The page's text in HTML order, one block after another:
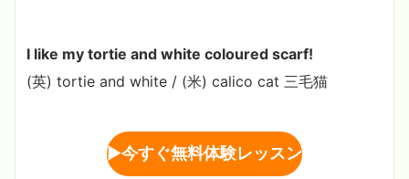
I like my tortie and white coloured scarf!
(英) tortie and white / (米) calico cat 三毛猫
▶︎今すぐ無料体験レッスン